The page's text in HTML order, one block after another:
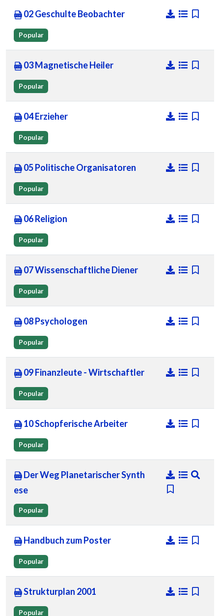
02 Geschulte Beobachter
Popular
03 Magnetische Heiler
Popular
04 Erzieher
Popular
05 Politische Organisatoren
Popular
06 Religion
Popular
07 Wissenschaftliche Diener
Popular
08 Psychologen
Popular
09 Finanzleute - Wirtschaftler
Popular
10 Schopferische Arbeiter
Popular
Der Weg Planetarischer Synth
ese
Popular
Handbuch zum Poster
Popular
Strukturplan 2001
Popular